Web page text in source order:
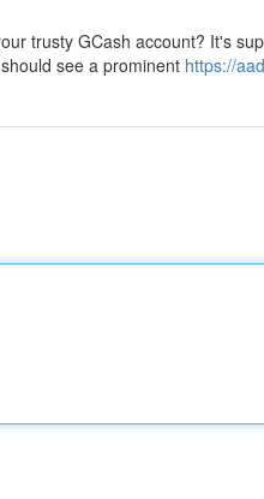
trusty GCash account? It's
see a prominent https://